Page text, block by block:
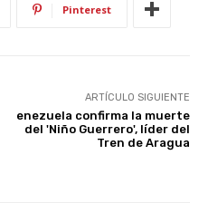
Pinterest
ARTÍCULO SIGUIENTE
enezuela confirma la muerte
del 'Niño Guerrero', líder del
Tren de Aragua